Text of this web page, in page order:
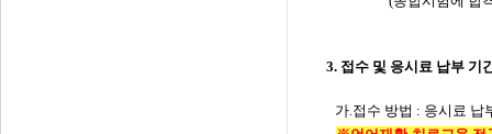
3. 접수 및 응시료 납부 기
가.접수 방법 : 응시료 납